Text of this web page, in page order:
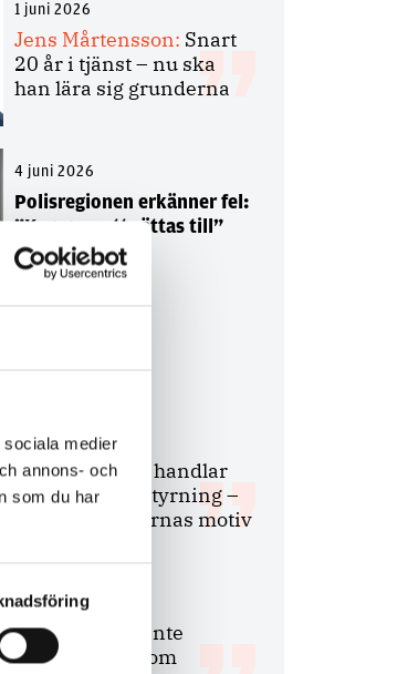
medier
annons- och
som du har
1 juni 2026
Jens Mårtensson: Snart
20 år i tjänst – nu ska
han lära sig grunderna
4 juni 2026
Polisregionen erkänner fel:
”Kommer att rättas till”
9 juli 2026
Slutreplik:Det handlar
om kunskapsstyrning –
inte om forskarnas motiv
8 juli 2026
Replik:
Det är inte
evidenskrav som